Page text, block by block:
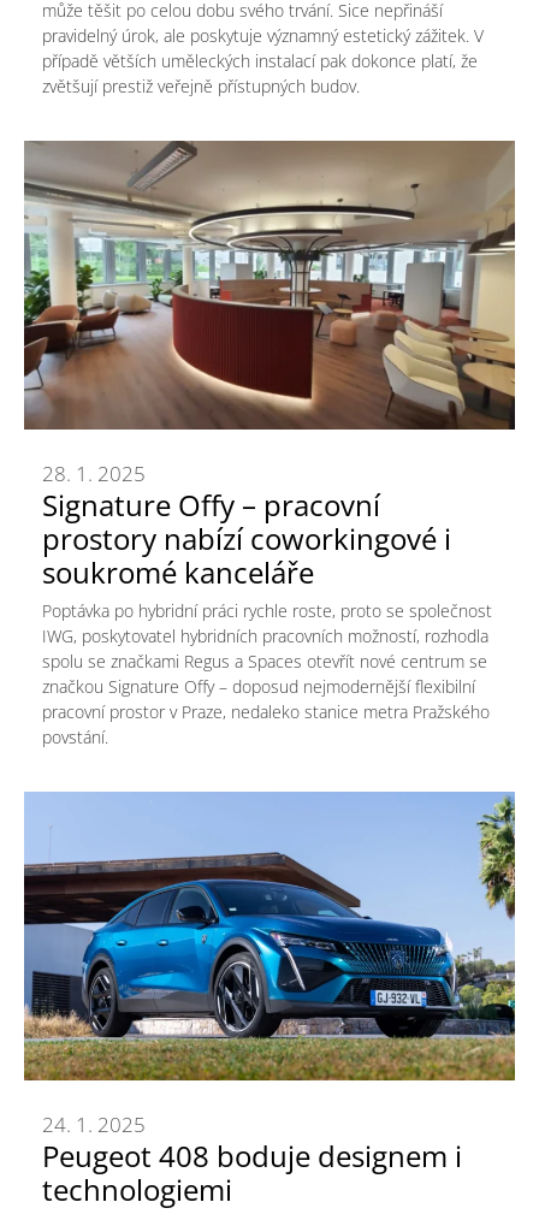
může těšit po celou dobu svého trvání. Sice nepřináší
pravidelný úrok, ale poskytuje významný estetický zážitek. V
případě větších uměleckých instalací pak dokonce platí, že
zvětšují prestiž veřejně přístupných budov.
Signature Offy – pracovní
prostory nabízí coworkingové i
soukromé kanceláře
28. 1. 2025
Poptávka po hybridní práci rychle roste, proto se společnost
IWG, poskytovatel hybridních pracovních možností, rozhodla
spolu se značkami Regus a Spaces otevřít nové centrum se
značkou Signature Offy – doposud nejmodernější flexibilní
pracovní prostor v Praze, nedaleko stanice metra Pražského
povstání.
Peugeot 408 boduje designem i
technologiemi
24. 1. 2025